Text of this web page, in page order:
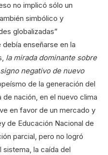
no implicó sólo un
simbólico y
globalizadas”
enseñarse en la
la mirada dominante sobre
negativo de nuevo
de la generación del
de nación, en el nuevo clima
en favor de un mercado y
de Educación Nacional de
parcial, pero no logró
la caída del